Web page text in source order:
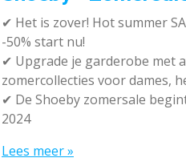
✔ Het is zover! Hot summer
-50% start nu!
✔ Upgrade je garderobe met
zomercollecties voor dames,
✔ De Shoeby zomersale
2024
Lees meer »